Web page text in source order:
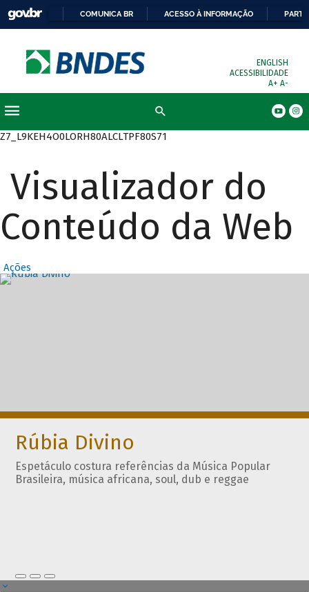
COMUNICA BR ACESSO À INFORMAÇÃO
ENGLISH
ACESSIBILIDADE
A+ A-
Z7_L9KEH4O0LORH80ALCLTPF80S71
Visualizador do
Conteúdo da Web
Ações
Destaques
Rúbia Divino
Espetáculo costura referências da Música Popular
Brasileira, música africana, soul, dub e reggae